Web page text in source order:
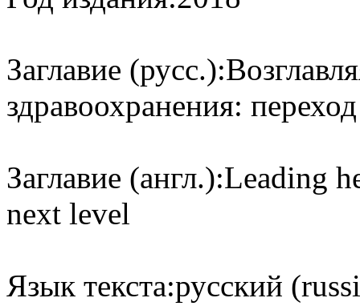
Заглавие (русс.):
здравоохранения:
Заглавие (англ.):Leading
next level
Язык текста:русский